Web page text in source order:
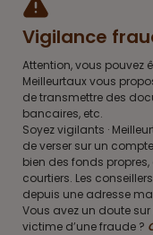
Vigilance
Attention, vous pouvez
Meilleurtaux vous
de transmettre des
bancaires, etc.
Soyez vigilants ·
de verser sur un
bien des fonds
courtiers. Les
depuis une adresse
Vous avez un doute
victime d’une fraude ?